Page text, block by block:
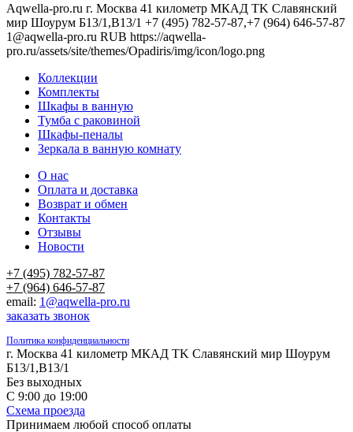
Aqwella-pro.ru г. Москва 41 километр МКАД TK Славянский
мир Шоурум Б13/1,В13/1 +7 (495) 782-57-87,+7 (964) 646-57-87
1@aqwella-pro.ru RUB https://aqwella-
pro.ru/assets/site/themes/Opadiris/img/icon/logo.png
Коллекции
Комплекты
Шкафы в ванную
Тумба с раковиной
Шкафы-пеналы
Зеркала в ванную комнату
О нас
Оплата и доставка
Возврат и обмен
Контакты
Отзывы
Новости
+7 (495) 782-57-87
+7 (964) 646-57-87
email: 1@aqwella-pro.ru
заказать звонок
Политика конфиденциальности
г. Москва 41 километр МКАД TK Славянский мир Шоурум
Б13/1,В13/1
Без выходных
С 9:00 до 19:00
Схема проезда
Принимаем любой способ оплаты